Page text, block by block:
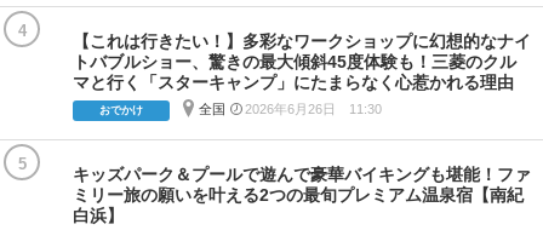
4
【これは行きたい！】多彩なワークショップに幻想的なナイ
トバブルショー、驚きの最大傾斜45度体験も！三菱のクル
マと行く「スターキャンプ」にたまらなく心惹かれる理由
おでかけ 全国 2026年6月26日 11:30
5
キッズパーク＆プールで遊んで豪華バイキングも堪能！ファ
ミリー旅の願いを叶える2つの最旬プレミアム温泉宿【南紀
白浜】